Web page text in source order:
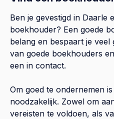
Ben je gevestigd in Daarle
boekhouder? Een goede
belang en bespaart je veel
van goede boekhouders
een in contact.
Om goed te ondernemen
noodzakelijk. Zowel om
vereisten te voldoen, als